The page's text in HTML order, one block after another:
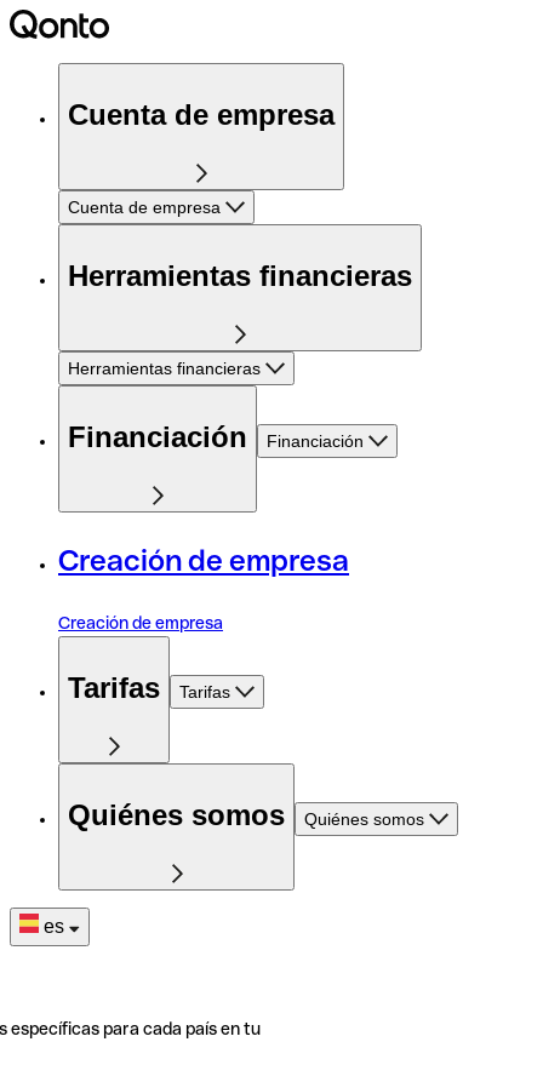
Cuenta de empresa
Cuenta de empresa
Herramientas financieras
Herramientas financieras
Financiación Financiación
Creación de empresa
Creación de empresa
Tarifas Tarifas
Quiénes somos Quiénes somos
es
específicas para cada país en tu